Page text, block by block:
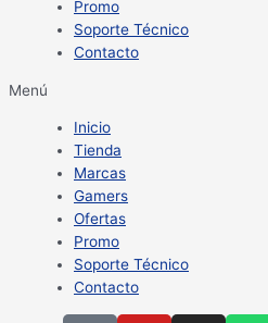
Promo
Soporte Técnico
Contacto
Menú
Inicio
Tienda
Marcas
Gamers
Ofertas
Promo
Soporte Técnico
Contacto